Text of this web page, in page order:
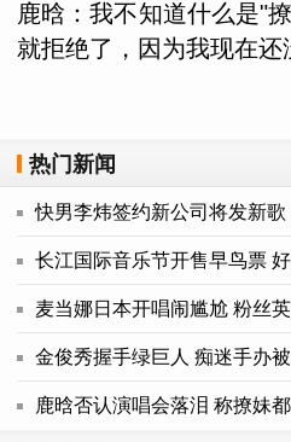
鹿晗：我不知道什么是"
就拒绝了，因为我现在
热门新闻
快男李炜签约新公司将发新
长江国际音乐节开售早鸟票
麦当娜日本开唱闹尴尬 粉丝
金俊秀握手绿巨人 痴迷手办
鹿晗否认演唱会落泪 称撩妹